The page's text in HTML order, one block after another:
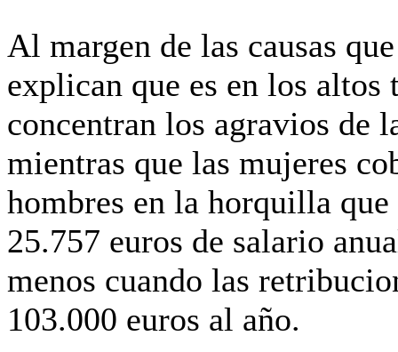
Al margen de las causas
explican que es en los altos
concentran los agravios de
mientras que las mujeres
hombres en la horquilla
25.757 euros de salario
menos cuando las
103.000 euros al año.